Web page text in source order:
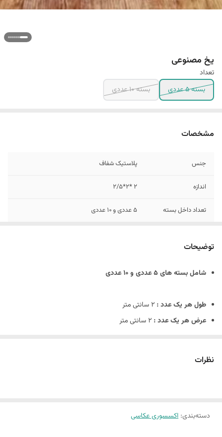
یخ مصنوعی
تعداد
بسته 5 عددی
بسته 10 عددی
مشخصات
جنس پلاستیک شفاف
اندازه 2 *2*2/5
تعداد داخل بسته 5 عددی و 10 عددی
توضیحات
شامل بسته های 5 عددی و 10 عددی
طول هر یک عدد :
عرضهر یک عدد : 2 سانتی متر
نظرات
دسته‌بندی: اکسسوری عکاسی